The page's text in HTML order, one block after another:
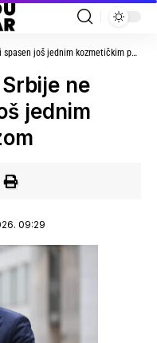
još jednim kozmetičkim potezom
ne
jednim
09:29